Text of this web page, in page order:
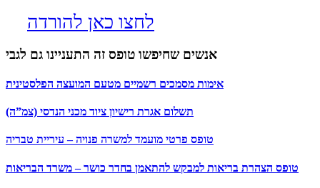
לחצו כאן להורדה
אנשים שחיפשו טופס זה התעניינו גם לגבי
אימות מסמכים רשמיים מטעם המועצה הפלסטינית
תשלום אגרת רישיון ציוד מכני הנדסי (צמ”ה)
טופס פרטי מועמד למשרה פנויה – עיריית טבריה
טופס הצהרת בריאות למבקש להתאמן בחדר כושר – משרד הבריאות